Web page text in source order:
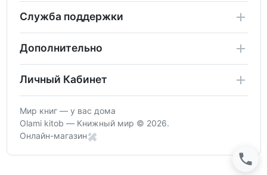
Служба поддержки
Дополнительно
Личный Кабинет
Мир книг — у вас дома
Olami kitob — Книжный мир © 2026.
Онлайн-магазин